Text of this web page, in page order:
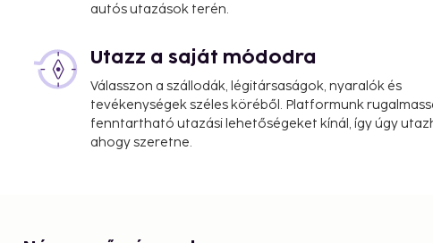
autós utazások terén.
Utazz a saját módodra
Válasszon a szállodák, légitársaságok, nyaralók és
tevékenységek széles köréből. Platformunk
fenntartható utazási lehetőségeket kínál, így úgy
ahogy szeretne.